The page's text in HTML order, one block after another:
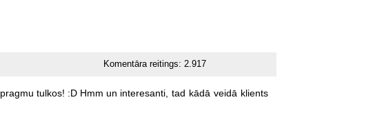
Komentāra reitings:2.917
pragmu tulkos! :D Hmm un interesanti, tad kādā veidā klients